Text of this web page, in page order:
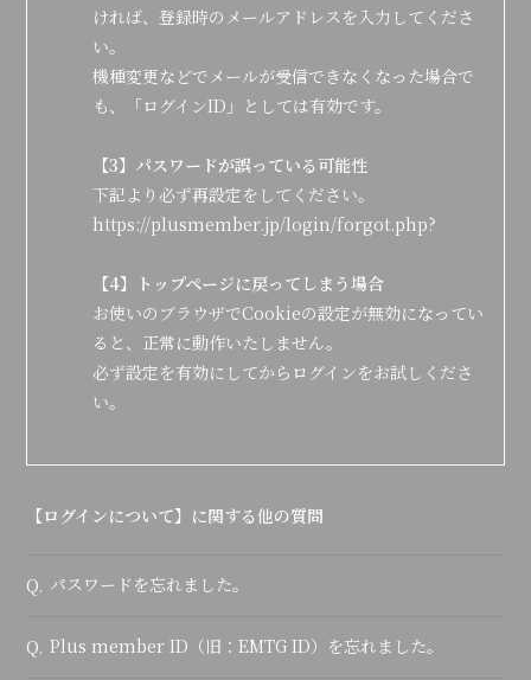
ければ、登録時のメールアドレスを入力してくださ
い。
機種変更などでメールが受信できなくなった場合で
も、「ログインID」としては有効です。
【3】パスワードが誤っている可能性
下記より必ず再設定をしてください。
https://plusmember.jp/login/forgot.php?
【4】トップページに戻ってしまう場合
お使いのブラウザでCookieの設定が無効になってい
ると、正常に動作いたしません。
必ず設定を有効にしてからログインをお試しくださ
い。
【ログインについて】に関する他の質問
Q. パスワードを忘れました。
Q. Plus member ID（旧：EMTG ID）を忘れました。